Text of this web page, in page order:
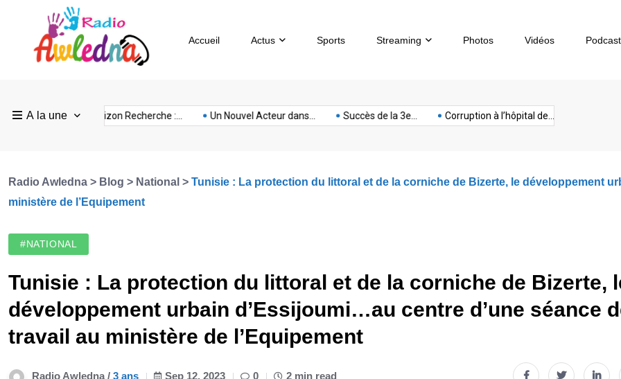
Accueil Actus Sports Streaming Photos Vidéos
A la une
:... FEF Horizon Recherche :... Un Nouvel Acteur dans... Succès de la 3e... Corruption à l’hôpital de...
nubia prison
Radio
Awledna
Realme
Sevilla
FC
Smartphone
sous-
marin
Spectacle Sport Tech terrorisme
Radio Awledna > Blog > National > Tunisie : La protection du littoral et de la corniche de Bizerte, le développement
ministère de l’Equipement
#NATIONAL
Tunisie : La protection du littoral et de la corniche de Bizerte,
développement urbain d’Essijoumi…au centre d’une séance
travail au ministère de l’Equipement
Radio Awledna / 3 ans Sep 12, 2023 0 2 min read